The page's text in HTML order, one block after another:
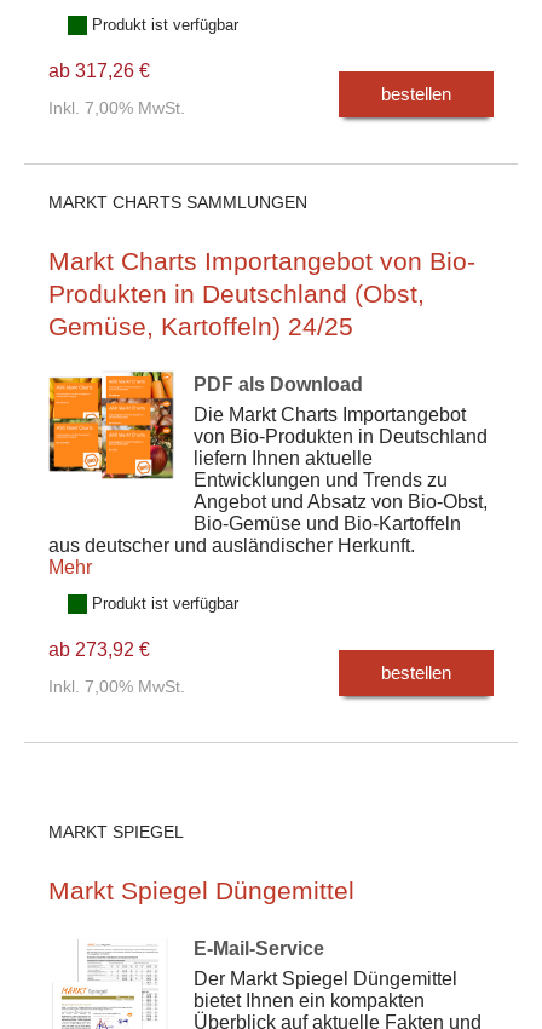
Produkt ist verfügbar
ab 317,26 €
Inkl. 7,00% MwSt.
bestellen
MARKT CHARTS SAMMLUNGEN
Markt Charts Importangebot von Bio-
Produkten in Deutschland (Obst,
Gemüse, Kartoffeln) 24/25
PDF als Download
Die Markt Charts Importangebot
von Bio-Produkten in Deutschland
liefern Ihnen aktuelle
Entwicklungen und Trends zu
Angebot und Absatz von Bio-Obst,
Bio-Gemüse und Bio-Kartoffeln
aus deutscher und ausländischer Herkunft.
Mehr
Produkt ist verfügbar
ab 273,92 €
Inkl. 7,00% MwSt.
bestellen
MARKT SPIEGEL
Markt Spiegel Düngemittel
E-Mail-Service
Der Markt Spiegel Düngemittel
bietet Ihnen ein kompakten
Überblick auf aktuelle Fakten und